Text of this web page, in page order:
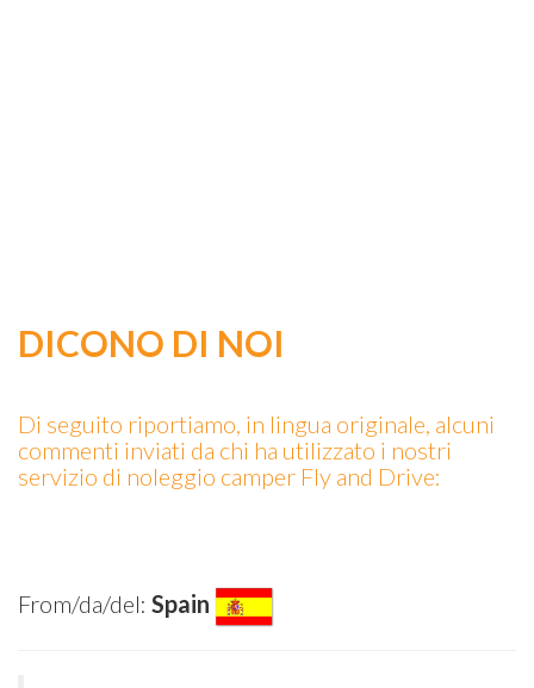
DICONO DI NOI
Di seguito riportiamo, in lingua originale, alcuni
commenti inviati da chi ha utilizzato i nostri
servizio di noleggio camper Fly and Drive:
From/da/del: Spain